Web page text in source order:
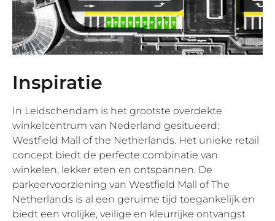
Inspiratie
In Leidschendam is het grootste overdekte
winkelcentrum van Nederland gesitueerd:
Westfield Mall of the Netherlands. Het unieke retail
concept biedt de perfecte combinatie van
winkelen, lekker eten en ontspannen. De
parkeervoorziening van Westfield Mall of The
Netherlands is al een geruime tijd toegankelijk en
biedt een vrolijke, veilige en kleurrijke ontvangst